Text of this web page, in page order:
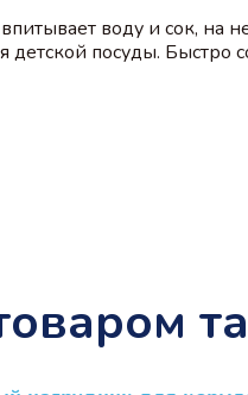
воду и сок, на
детской посуды. Быстро